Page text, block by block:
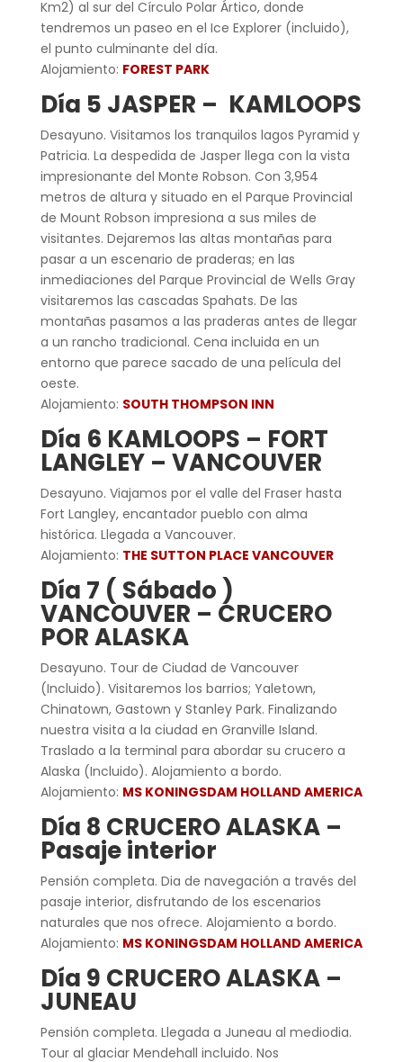
Km2) al sur del Círculo Polar Ártico, donde
tendremos un paseo en el Ice Explorer (incluido),
el punto culminante del día.
Alojamiento: FOREST PARK
Día 5 JASPER – KAMLOOPS
Desayuno. Visitamos los tranquilos lagos Pyramid y
Patricia. La despedida de Jasper llega con la vista
impresionante del Monte Robson. Con 3,954
metros de altura y situado en el Parque Provincial
de Mount Robson impresiona a sus miles de
visitantes. Dejaremos las altas montañas para
pasar a un escenario de praderas; en las
inmediaciones del Parque Provincial de Wells Gray
visitaremos las cascadas Spahats. De las
montañas pasamos a las praderas antes de llegar
a un rancho tradicional. Cena incluida en un
entorno que parece sacado de una película del
oeste.
Alojamiento: SOUTH THOMPSON INN
Día 6 KAMLOOPS – FORT
LANGLEY – VANCOUVER
Desayuno. Viajamos por el valle del Fraser hasta
Fort Langley, encantador pueblo con alma
histórica. Llegada a Vancouver.
Alojamiento: THE SUTTON PLACE VANCOUVER
Día 7 ( Sábado )
VANCOUVER – CRUCERO
POR ALASKA
Desayuno. Tour de Ciudad de Vancouver
(Incluido). Visitaremos los barrios; Yaletown,
Chinatown, Gastown y Stanley Park. Finalizando
nuestra visita a la ciudad en Granville Island.
Traslado a la terminal para abordar su crucero a
Alaska (Incluido). Alojamiento a bordo.
Alojamiento: MS KONINGSDAM HOLLAND AMERICA
Día 8 CRUCERO ALASKA –
Pasaje interior
Pensión completa. Dia de navegación a través del
pasaje interior, disfrutando de los escenarios
naturales que nos ofrece. Alojamiento a bordo.
Alojamiento: MS KONINGSDAM HOLLAND AMERICA
Día 9 CRUCERO ALASKA –
JUNEAU
Pensión completa. Llegada a Juneau al mediodia.
Tour al glaciar Mendehall incluido. Nos